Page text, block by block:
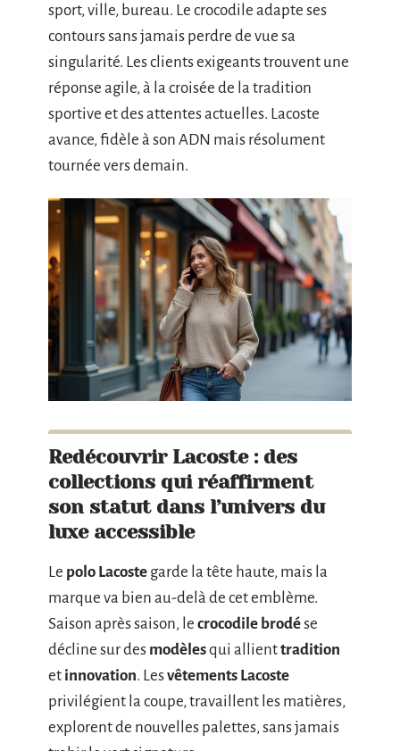
sport, ville, bureau. Le crocodile adapte ses
contours sans jamais perdre de vue sa
singularité. Les clients exigeants trouvent une
réponse agile, à la croisée de la tradition
sportive et des attentes actuelles. Lacoste
avance, fidèle à son ADN mais résolument
tournée vers demain.
Redécouvrir Lacoste : des
collections qui réaffirment
son statut dans l’univers du
luxe accessible
Le polo Lacoste garde la tête haute, mais la
marque va bien au-delà de cet emblème.
Saison après saison, le crocodile brodése
décline sur des modèlesqui allienttradition
et innovation. Lesvêtements Lacoste
privilégient la coupe, travaillent les matières,
explorent de nouvelles palettes, sans jamais